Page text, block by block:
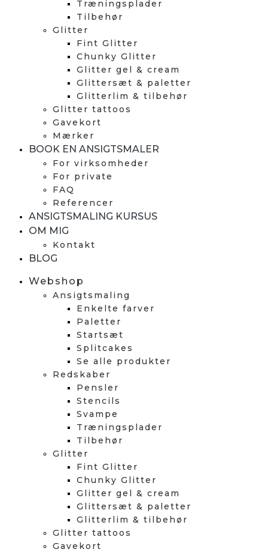
Træningsplader
Tilbehør
Glitter
Fint Glitter
Chunky Glitter
Glitter gel & cream
Glittersæt & paletter
Glitterlim & tilbehør
Glitter tattoos
Gavekort
Mærker
BOOK EN ANSIGTSMALER
For virksomheder
For private
FAQ
Referencer
ANSIGTSMALING KURSUS
OM MIG
Kontakt
BLOG
Webshop
Ansigtsmaling
Enkelte farver
Paletter
Startsæt
Splitcakes
Se alle produkter
Redskaber
Pensler
Stencils
Svampe
Træningsplader
Tilbehør
Glitter
Fint Glitter
Chunky Glitter
Glitter gel & cream
Glittersæt & paletter
Glitterlim & tilbehør
Glitter tattoos
Gavekort